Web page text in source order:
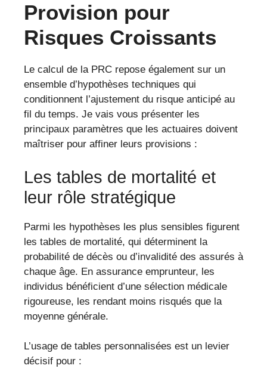
Provision pour
Risques Croissants
Le calcul de la PRC repose également sur un
ensemble d’hypothèses techniques qui
conditionnent l’ajustement du risque anticipé au
fil du temps. Je vais vous présenter les
principaux paramètres que les actuaires doivent
maîtriser pour affiner leurs provisions :
Les tables de mortalité et
leur rôle stratégique
Parmi les hypothèses les plus sensibles figurent
les tables de mortalité, qui déterminent la
probabilité de décès ou d’invalidité des assurés à
chaque âge. En assurance emprunteur, les
individus bénéficient d’une sélection médicale
rigoureuse, les rendant moins risqués que la
moyenne générale.
L’usage de tables personnalisées est un levier
décisif pour :